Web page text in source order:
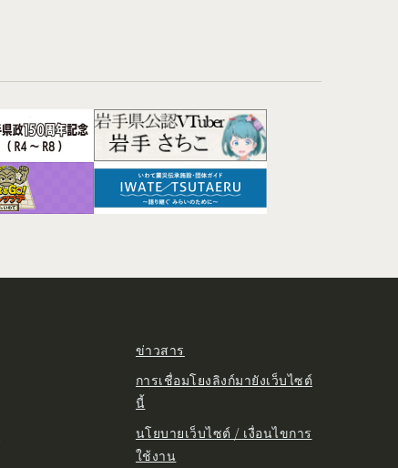
ข่าวสาร
การเชื่อมโยงลิงก์มายังเว็บไซต์
นี้
นโยบายเว็บไซต์ / เงื่อนไขการ
ใช้งาน